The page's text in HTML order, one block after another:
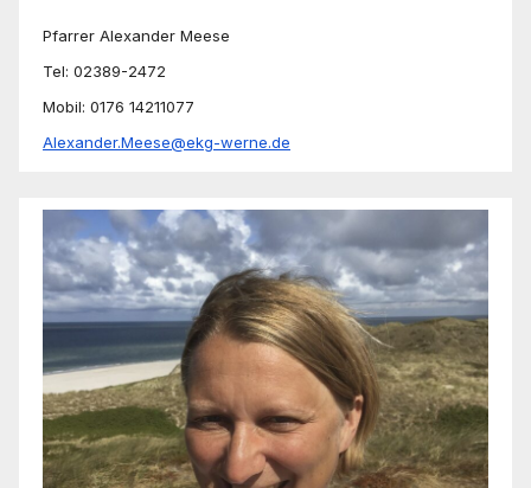
Pfarrer Alexander Meese
Tel: 02389-2472
Mobil: 0176 14211077
Alexander.Meese@ekg-werne.de